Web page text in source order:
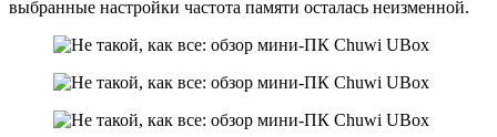
выбранные настройки частота памяти осталась неизменной.